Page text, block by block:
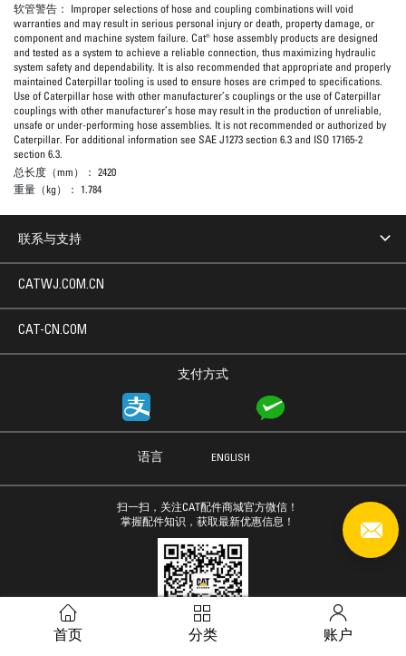
首页 分类 账户
软管警告： Improper selections of hose and coupling combinations will void
warranties and may result in serious personal injury or death, property damage, or
component and machine system failure. Cat® hose assembly products are designed
and tested as a system to achieve a reliable connection, thus maximizing hydraulic
system safety and dependability. It is also recommended that appropriate and properly
maintained Caterpillar tooling is used to ensure hoses are crimped to specifications.
Use of Caterpillar hose with other manufacturer’s couplings or the use of Caterpillar
couplings with other manufacturer’s hose may result in the production of unreliable,
unsafe or under-performing hose assemblies. It is not recommended or authorized by
Caterpillar. For additional information see SAE J1273 section 6.3 and ISO 17165-2
section 6.3.
总长度（mm）： 2420
重量（kg）： 1.784
联系与支持
支付方式
CATWJ.COM.CN
CAT-CN.COM
语言 ENGLISH
扫一扫，关注CAT配件商城官方微信！
掌握配件知识，获取最新优惠信息！